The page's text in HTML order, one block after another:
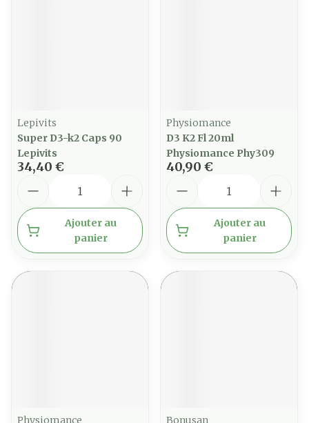
Lepivits
Super D3-k2 Caps 90
Lepivits
34,40 €
Ajouter au
panier
Physiomance
D3 K2 Fl 20ml
Physiomance Phy309
40,90 €
Ajouter au
panier
Physiomance
Bonusan